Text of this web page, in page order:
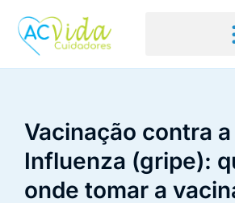
Vacinação contra a
Influenza (gripe):
onde tomar a